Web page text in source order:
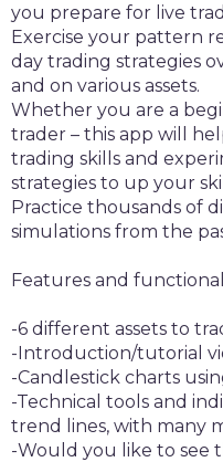
you prepare for live
Exercise your pattern
day trading strategies
and on various assets.
Whether you are a
trader – this app will
trading skills and
strategies to up your
Practice thousands of
simulations from the
Features and
-6 different assets to
-Introduction/tutorial
-Candlestick charts
-Technical tools and
trend lines, with many
-Would you like to see